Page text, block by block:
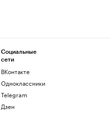
Социальные
сети
ВКонтакте
Одноклассники
Telegram
Дзен